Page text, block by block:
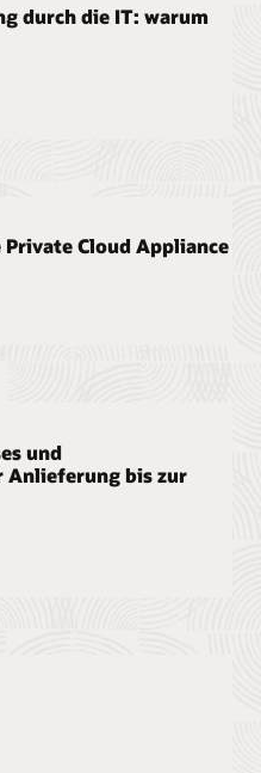
durch die IT: warum
Cloud Appliance
und
Anlieferung bis zur